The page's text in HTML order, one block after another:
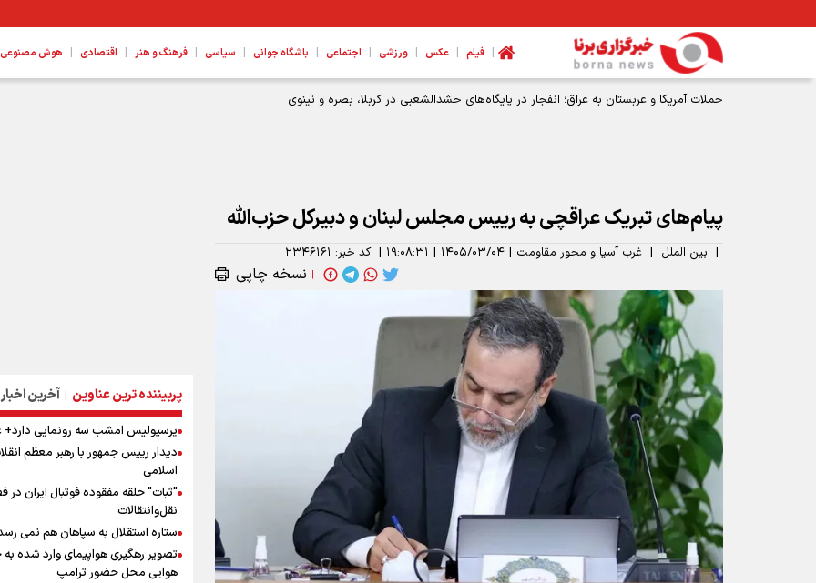
| فیلم | عکس | ورزشی | اجتماعی | باشگاه جوانی | سیاسی | فرهنگ و هنر | اقتصادی | هوش مصنوعی،
حملات آمریکا و عربستان به عراق؛ انفجار در پایگاه‌های حشدالشعبی در کربلا، بصره و نینوی
پیام‌های تبریک عراقچی به رییس مجلس لبنان و دبیرکل حزب‌الله
| بین الملل | غرب آسیا و محور مقاومت | ۱۴۰۵/۰۳/۰۴ | ۱۹:۰۸:۳۱ | کد خبر: ۲۳۴۶۱۶۱
| نسخه چاپی
پربیننده ترین عناوین | آخرین اخبار
پرسپولیس امشب سه رونمایی
دیدار رییس جمهور با رهبر معظم
اسلامی
"ثبات" حلقه مفقوده فوتبال ایران در
نقل‌وانتقالات
ستاره استقلال به سپاهان هم نمی
تصویر رهگیری هواپیمای وارد شده به
هوایی محل حضور ترامپ